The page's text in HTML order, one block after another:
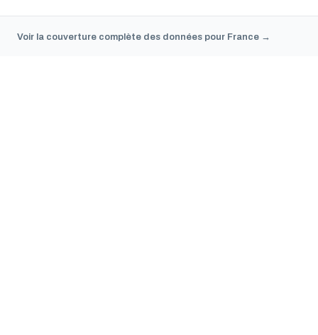
Voir la couverture complète des données pour France →